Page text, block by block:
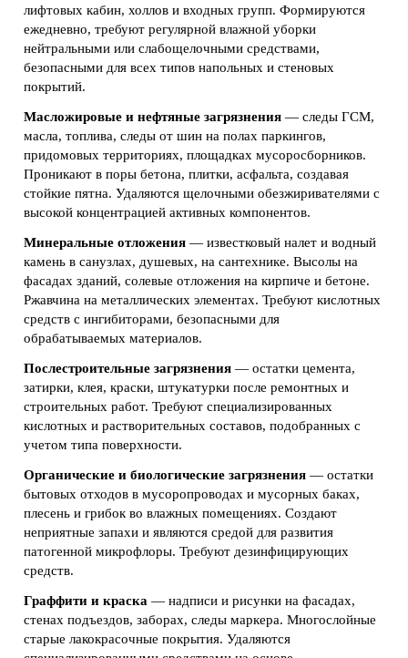
лифтовых кабин, холлов и входных групп. Формируются
ежедневно, требуют регулярной влажной уборки
нейтральными или слабощелочными средствами,
безопасными для всех типов напольных и стеновых
покрытий.
Масложировые и нефтяные загрязнения — следы ГСМ,
масла, топлива, следы от шин на полах паркингов,
придомовых территориях, площадках мусоросборников.
Проникают в поры бетона, плитки, асфальта, создавая
стойкие пятна. Удаляются щелочными обезжиривателями с
высокой концентрацией активных компонентов.
Минеральные отложения — известковый налет и водный
камень в санузлах, душевых, на сантехнике. Высолы на
фасадах зданий, солевые отложения на кирпиче и бетоне.
Ржавчина на металлических элементах. Требуют кислотных
средств с ингибиторами, безопасными для
обрабатываемых материалов.
Послестроительные загрязнения — остатки цемента,
затирки, клея, краски, штукатурки после ремонтных и
строительных работ. Требуют специализированных
кислотных и растворительных составов, подобранных с
учетом типа поверхности.
Органические и биологические загрязнения — остатки
бытовых отходов в мусоропроводах и мусорных баках,
плесень и грибок во влажных помещениях. Создают
неприятные запахи и являются средой для развития
патогенной микрофлоры. Требуют дезинфицирующих
средств.
Граффити и краска — надписи и рисунки на фасадах,
стенах подъездов, заборах, следы маркера. Многослойные
старые лакокрасочные покрытия. Удаляются